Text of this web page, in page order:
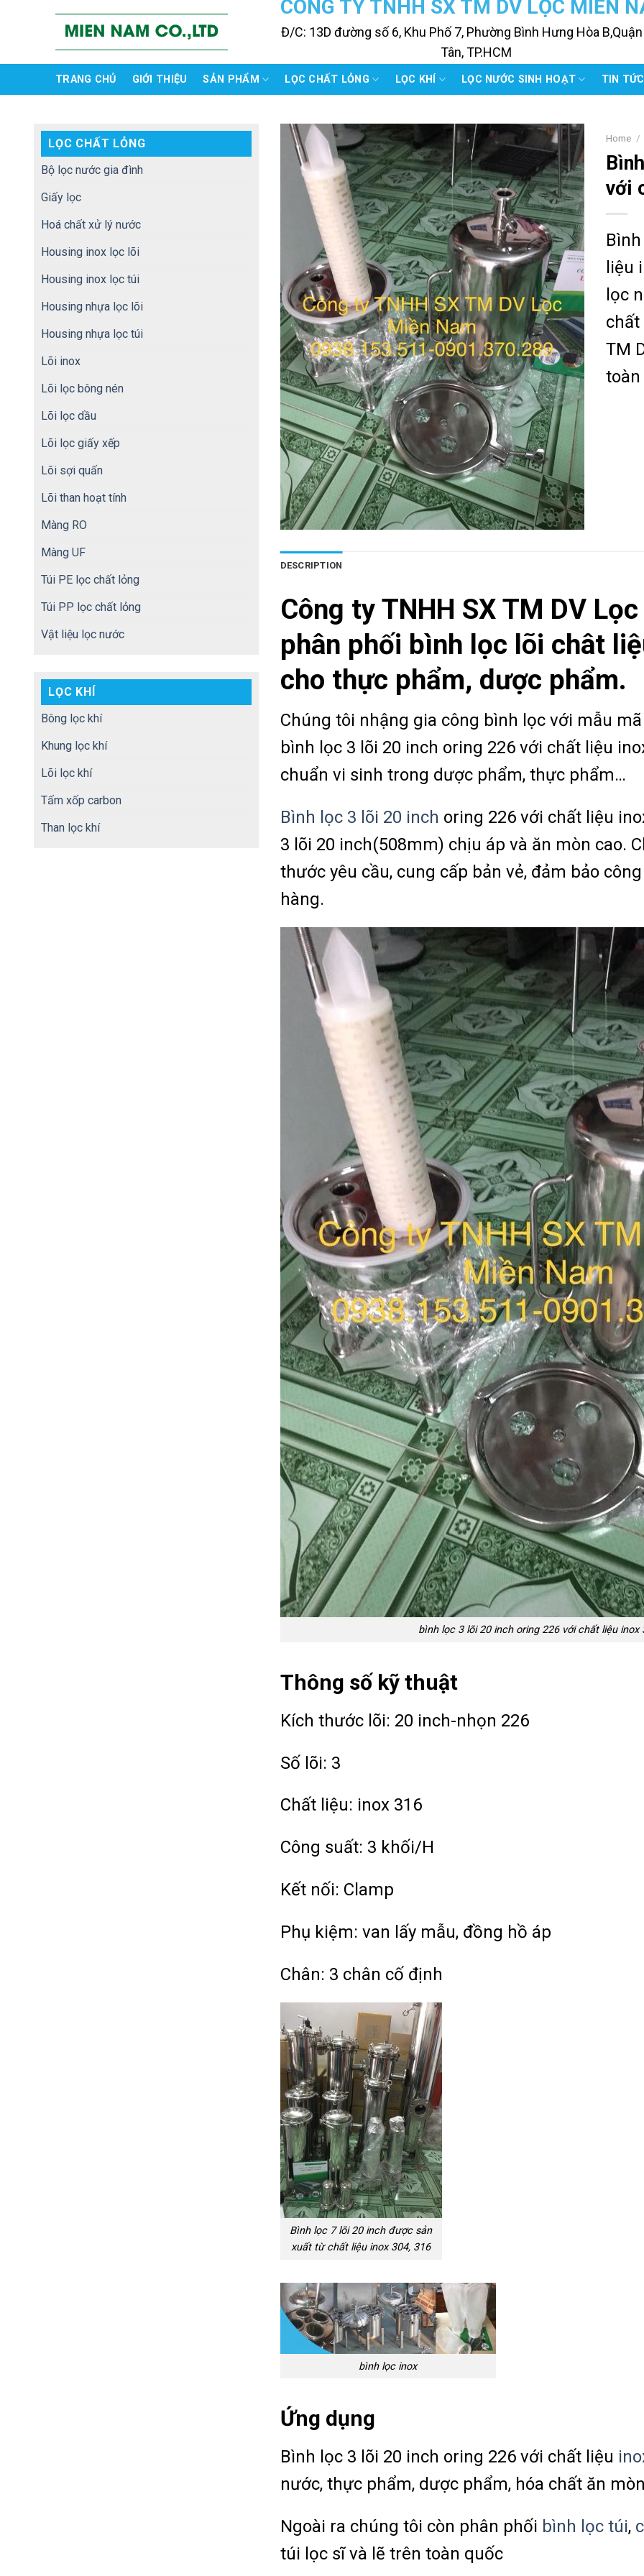
CÔNG TY TNHH SX TM DV LỌC MIỀN
Đ/C: 13D đường số 6, Khu Phố 7, Phường Bình Hưng Hòa
Tân, TP.HCM
TRANG CHỦ GIỚI THIỆU SẢN PHẨM LỌC CHẤT LỎNG LỌC KHÍ LỌC NƯỚC SINH HOẠT TIN TỨC
LỌC CHẤT LỎNG
Bộ lọc nước gia đình
Giấy lọc
Hoá chất xử lý nước
Housing inox lọc lõi
Housing inox lọc túi
Housing nhựa lọc lõi
Housing nhựa lọc túi
Lõi inox
Lõi lọc bông nén
Lõi lọc dầu
Lõi lọc giấy xếp
Lõi sợi quấn
Lõi than hoạt tính
Màng RO
Màng UF
Túi PE lọc chất lỏng
Túi PP lọc chất lỏng
Vật liệu lọc nước
LỌC KHÍ
Bông lọc khí
Khung lọc khí
Lõi lọc khí
Tấm xốp carbon
Than lọc khí
Home /
với
liệu
lọc
chất
TM
DESCRIPTION
Công ty TNHH SX TM DV
phân phối bình lọc lõi chât
cho thực phẩm, dược phẩm.
Chúng tôi nhậng gia công bình lọc với mẫu
bình lọc 3 lõi 20 inch oring 226 với chất liệu
chuẩn vi sinh trong dược phẩm, thực phẩm…
Bình lọc 3 lõi 20 inch oring 226 với chất liệu
3 lõi 20 inch(508mm) chịu áp và ăn mòn cao.
thước yêu cầu, cung cấp bản vẻ, đảm bảo
hàng.
bình lọc 3 lõi 20 inch oring 226 với chất liệu inox
Thông số kỹ thuật
Kích thước lõi: 20 inch-nhọn 226
Số lõi: 3
Chất liệu: inox 316
Công suất: 3 khối/H
Kết nối: Clamp
Phụ kiệm: van lấy mẫu, đồng hồ áp
Chân: 3 chân cố định
Bình lọc 7 lõi 20 inch được sản
xuất từ chất liệu inox 304, 316
bình lọc inox
Ứng dụng
Bình lọc 3 lõi 20 inch oring 226 với chất liệu
nước, thực phẩm, dược phẩm, hóa chất ăn
Ngoài ra chúng tôi còn phân phối bình lọc túi,
túi lọc sĩ và lẽ trên toàn quốc